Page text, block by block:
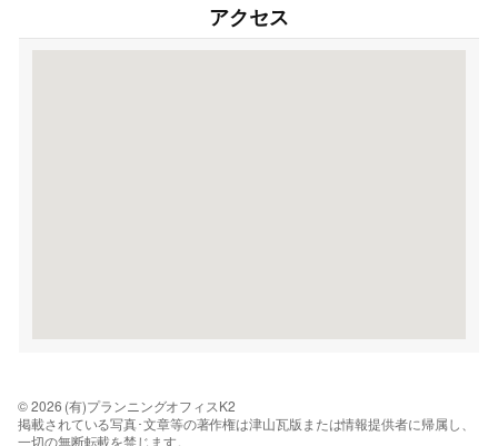
アクセス
© 2026 (有)プランニングオフィスK2
掲載されている写真･文章等の著作権は津山瓦版または情報提供者に帰属し、
一切の無断転載を禁じます。